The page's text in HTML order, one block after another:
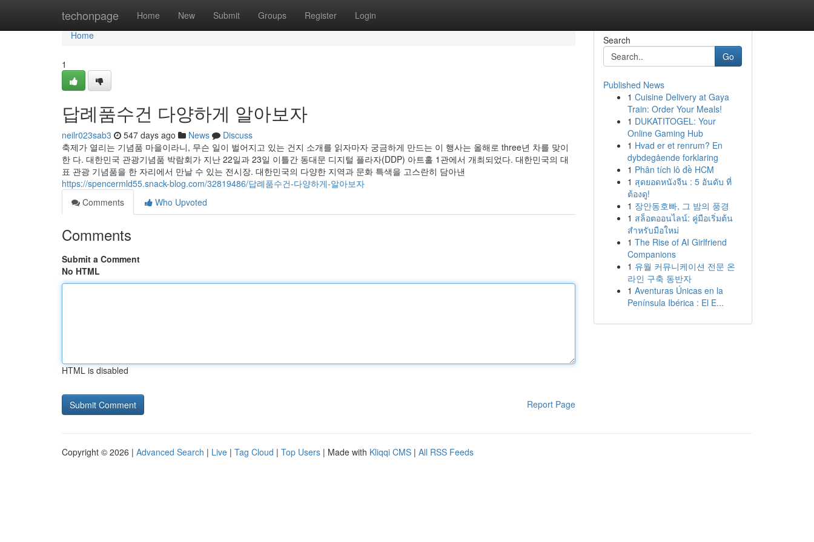
techonpage Home New Submit Groups Register Login
Home
Home
1
답례품수건 다양하게 알아보자
neilr023sab3 547 days ago News
Discuss
축제가 열리는 기념품 마을이라니, 무슨 일이 벌어지고 있는 건지 소개를 읽자마자 궁금하게 만드는 이 행사는 올해로 three년 차를 맞이
한 다. 대한민국 관광기념품 박람회가 지난 22일과 23일 이틀간 동대문 디지털 플라자(DDP) 아트홀 1관에서 개최되었다. 대한민국의 대
표 관광 기념품을 한 자리에서 만날 수 있는 전시장. 대한민국의 다양한 지역과 문화 특색을 고스란히 담아낸
https://spencermld55.snack-blog.com/32819486/답례품수건-다양하게-알아보자
Comments
Who Upvoted
Comments
Submit a Comment
No HTML
HTML is disabled
Report Page
Search
Go
Published News
1 Cuisine Delivery at Gaya
Train: Order Your Meals!
1 DUKATITOGEL: Your
Online Gaming Hub
1 Hvad er et renrum? En
dybdegående forklaring
1 Phân tích lô đề HCM
1 สุดยอดหนังจีน : 5 อันดับ ที่
ต้องดู!
1 장안동호빠, 그 밤의 풍경
1 สล็อตออนไลน์: คู่มือเริ่มต้น
สำหรับมือใหม่
1 The Rise of AI Girlfriend
Companions
1 유월 커뮤니케이션 전문 온
라인 구축 동반자
1 Aventuras Únicas en la
Península Ibérica : El E...
Copyright © 2026 | Advanced Search | Live | Tag Cloud | Top Users | Made with Kliqqi CMS | All RSS Feeds